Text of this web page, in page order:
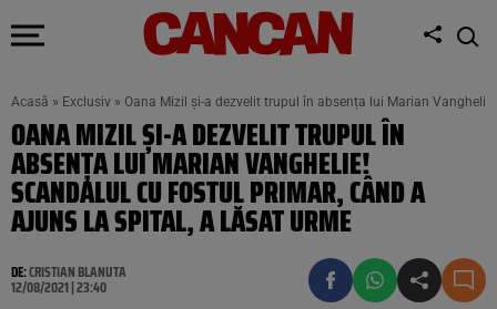
Acasă » Exclusiv » Oana Mizil și-a dezvelit trupul în absența lui Marian
OANA MIZIL ȘI-A DEZVELIT TRUPUL ÎN
ABSENȚA LUI MARIAN VANGHELIE!
SCANDALUL CU FOSTUL PRIMAR, CÂND A
AJUNS LA SPITAL, A LĂSAT URME
DE:CRISTIAN BLANUTA
12/08/2021 | 23:40